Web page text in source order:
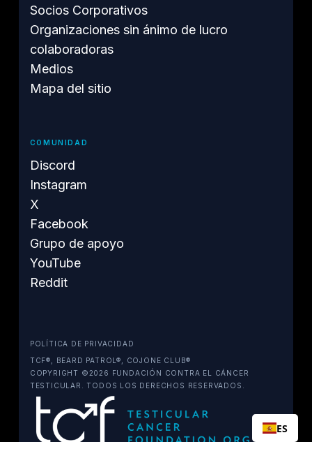
Socios Corporativos
Organizaciones sin ánimo de lucro
colaboradoras
Medios
Mapa del sitio
COMUNIDAD
Discord
Instagram
X
Facebook
Grupo de apoyo
YouTube
Reddit
POLÍTICA DE PRIVACIDAD
TCF®, BEARD PATROL®, COJONE CLUB®
COPYRIGHT ©2026 FUNDACIÓN CONTRA EL CÁNCER
TESTICULAR. TODOS LOS DERECHOS RESERVADOS.
ES